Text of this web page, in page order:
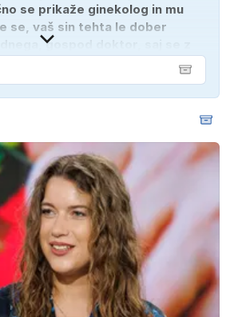
se prikaže ginekolog in mu
se, vaš sin tehta le dober
gospod doktor, saj se z
tri mesece."